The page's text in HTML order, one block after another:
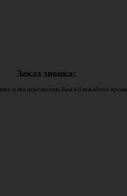
Заказ звонка:
и мы перезвоним Вам в ближайшее время